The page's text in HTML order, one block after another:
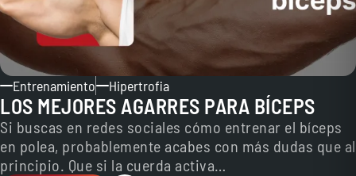
Entrenamiento Hipertrofia
LOS MEJORES AGARRES PARA BÍCEPS
Si buscas en redes sociales cómo entrenar el bíceps
en polea, probablemente acabes con más dudas que al
principio. Que si la cuerda activa…